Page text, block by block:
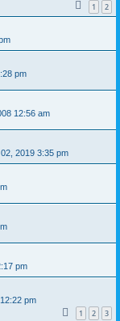
1 2
pm
12:56 am
2019 3:35 pm
pm
pm
1 2 3